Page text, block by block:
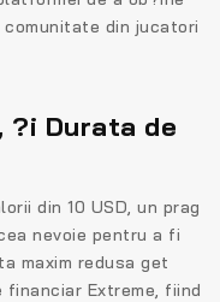
din jucatori
?i Durata de
din 10 USD, un prag
nevoie pentru a fi
maxim redusa get
Extreme, fiind